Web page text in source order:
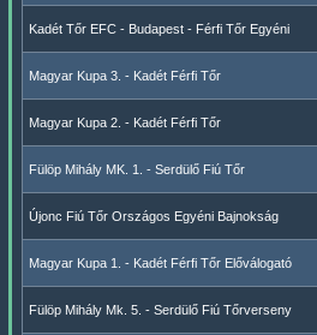
Kadét Tőr EFC - Budapest - Férfi Tőr Egyéni
Magyar Kupa 3. - Kadét Férfi Tőr
Magyar Kupa 2. - Kadét Férfi Tőr
Fülöp Mihály MK. 1. - Serdülő Fiú Tőr
Újonc Fiú Tőr Országos Egyéni Bajnokság
Magyar Kupa 1. - Kadét Férfi Tőr Előválogató
Fülöp Mihály Mk. 5. - Serdülő Fiú Tőrverseny